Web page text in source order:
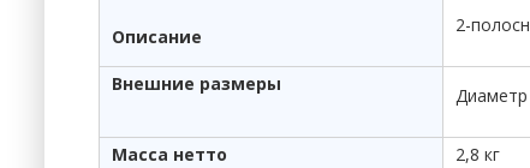
Описание
2-
Внешние размеры
Масса нетто 2,8 кг